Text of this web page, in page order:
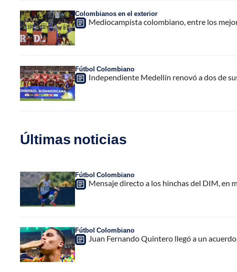
Colombianos en el exterior
Mediocampista colombiano, entre los
Fútbol Colombiano
Independiente Medellín renovó a dos de
Últimas noticias
Fútbol Colombiano
Mensaje directo a los hinchas del DIM, en
Fútbol Colombiano
Juan Fernando Quintero llegó a un